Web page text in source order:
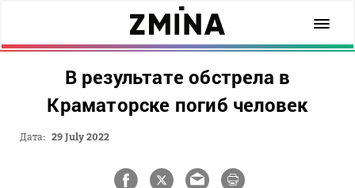
В результате обстрела в
Краматорске погиб человек
Дата: 29 July 2022